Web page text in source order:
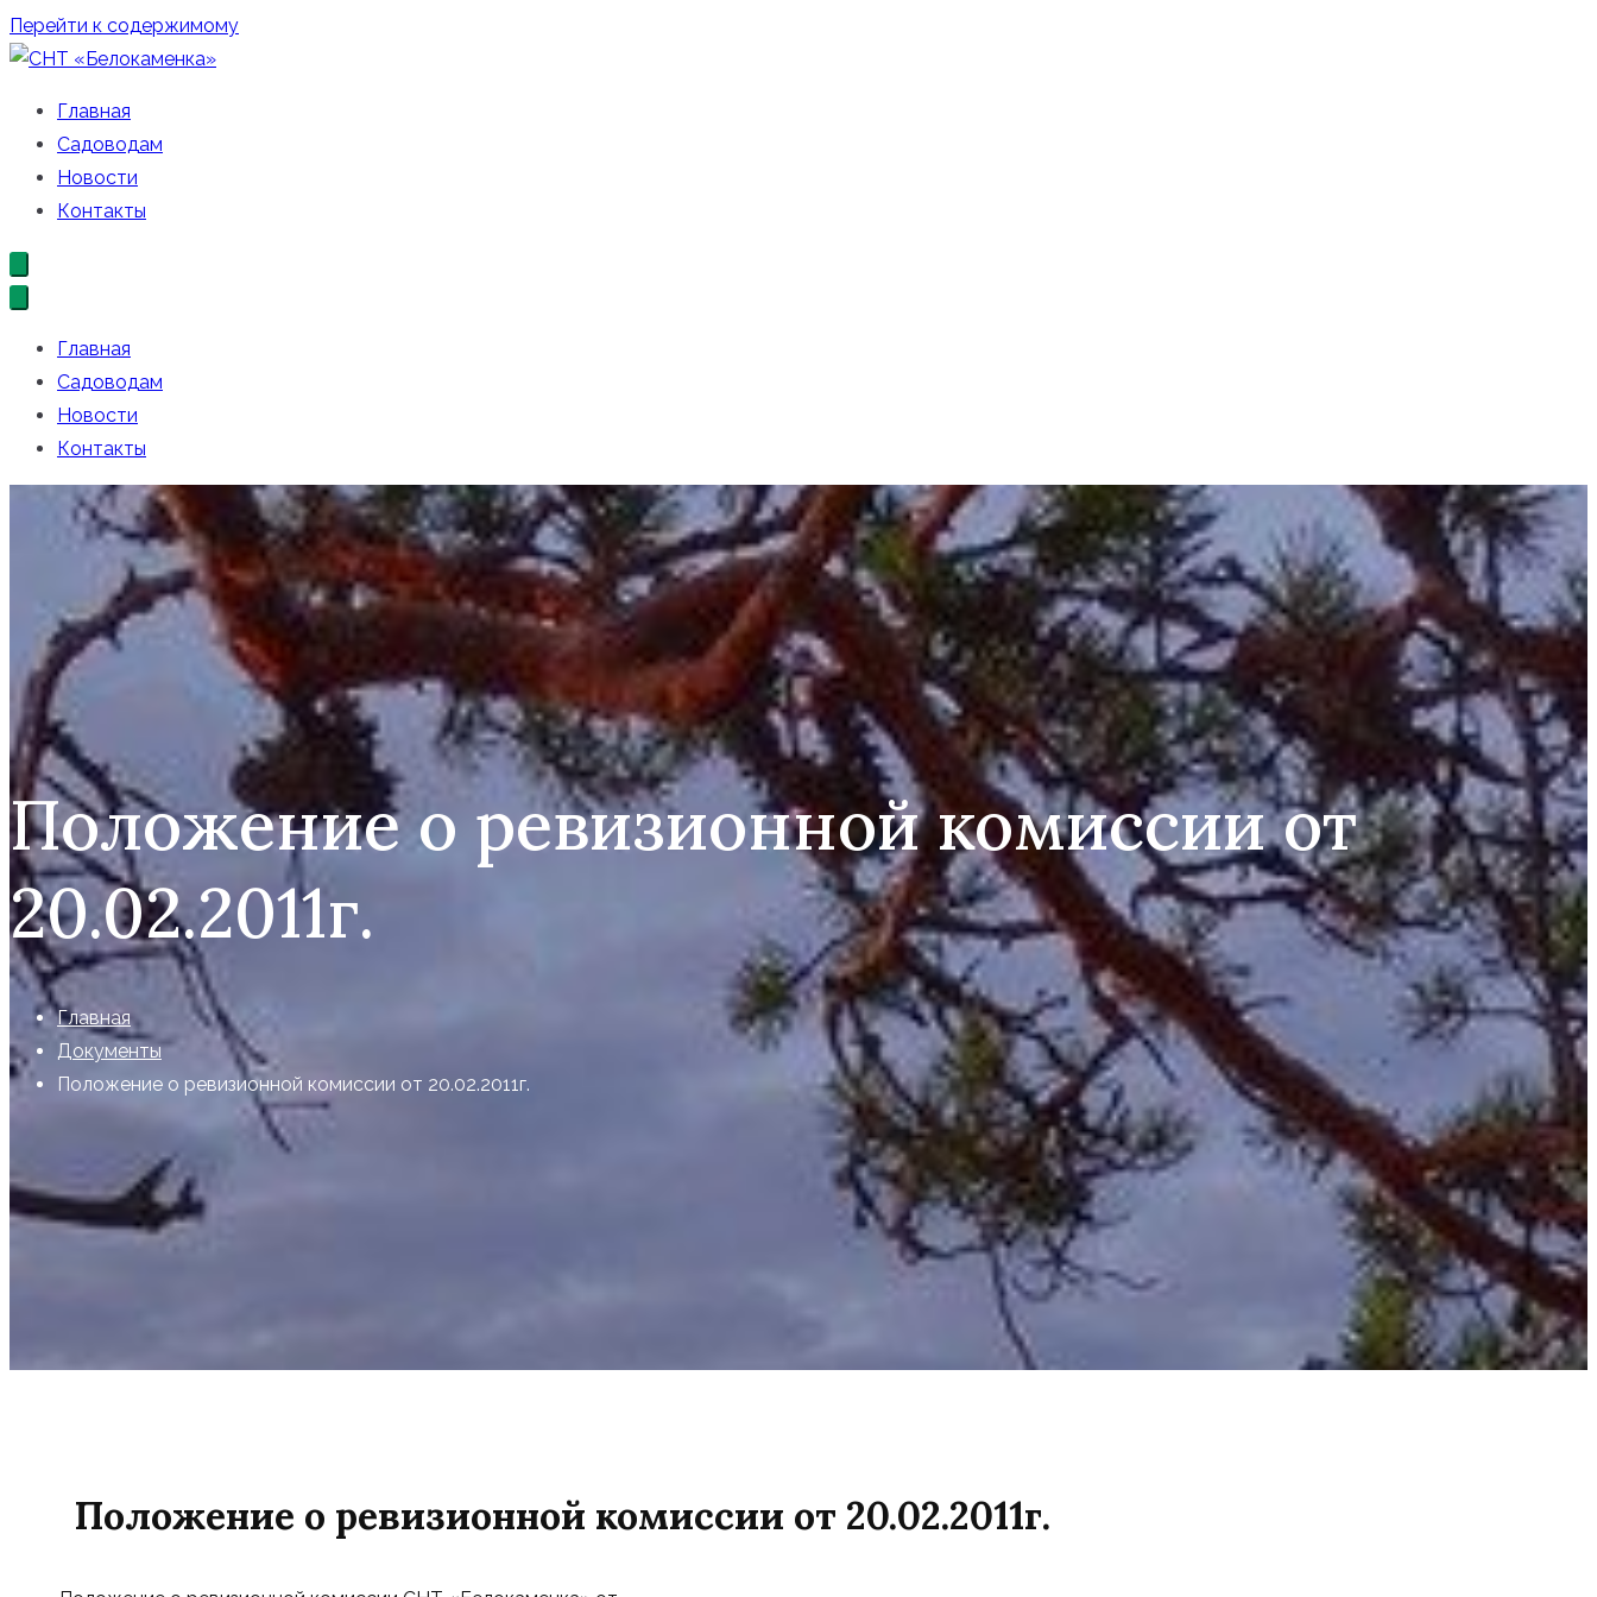
Перейти к содержимому
СНТ «Белокаменка»
Официальный сайт СНТ «Белокаменка»
Главная
Садоводам
Новости
Контакты
Главная
Садоводам
Новости
Контакты
Положение о ревизионной комиссии от
20.02.2011г.
Главная
Документы
Положение о ревизионной комиссии от 20.02.2011г.
Положение о ревизионной комиссии от 20.02.2011г.